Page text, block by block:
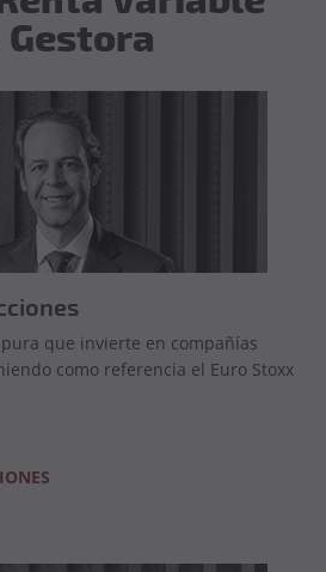
Gestora
que invierte en compañías
como referencia el Euro Stoxx